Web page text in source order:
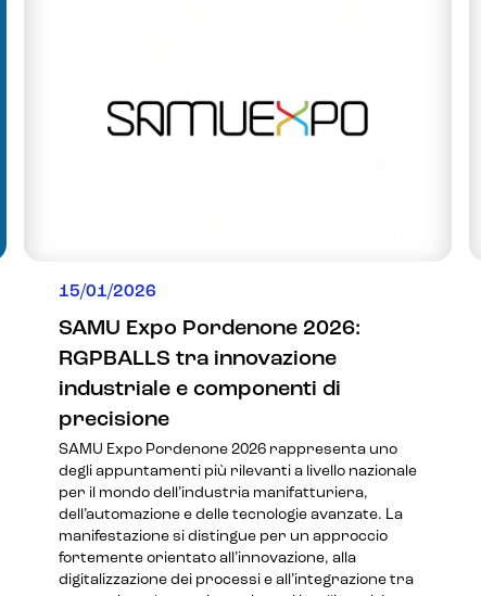
15/01/2026
SAMU Expo Pordenone 2026:
RGPBALLS tra innovazione
industriale e componenti di
precisione
SAMU Expo Pordenone 2026 rappresenta uno
degli appuntamenti più rilevanti a livello nazionale
per il mondo dell’industria manifatturiera,
dell’automazione e delle tecnologie avanzate. La
manifestazione si distingue per un approccio
fortemente orientato all’innovazione, alla
digitalizzazione dei processi e all’integrazione tra